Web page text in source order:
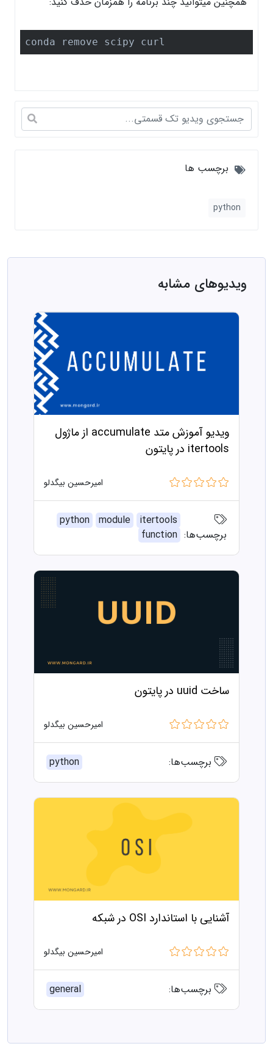
برچسب ها
python
conda remove scipy curl
ویدیوهای مشابه
ویدیو آموزش متد accumulate از ماژول
itertools در پایتون
امیرحسین بیگدلو
برچسب‌ها:
python module
itertools
function
ساخت uuid در پایتون
امیرحسین بیگدلو
برچسب‌ها: python
آشنایی با استاندارد OSI در شبکه
امیرحسین بیگدلو
برچسب‌ها: general